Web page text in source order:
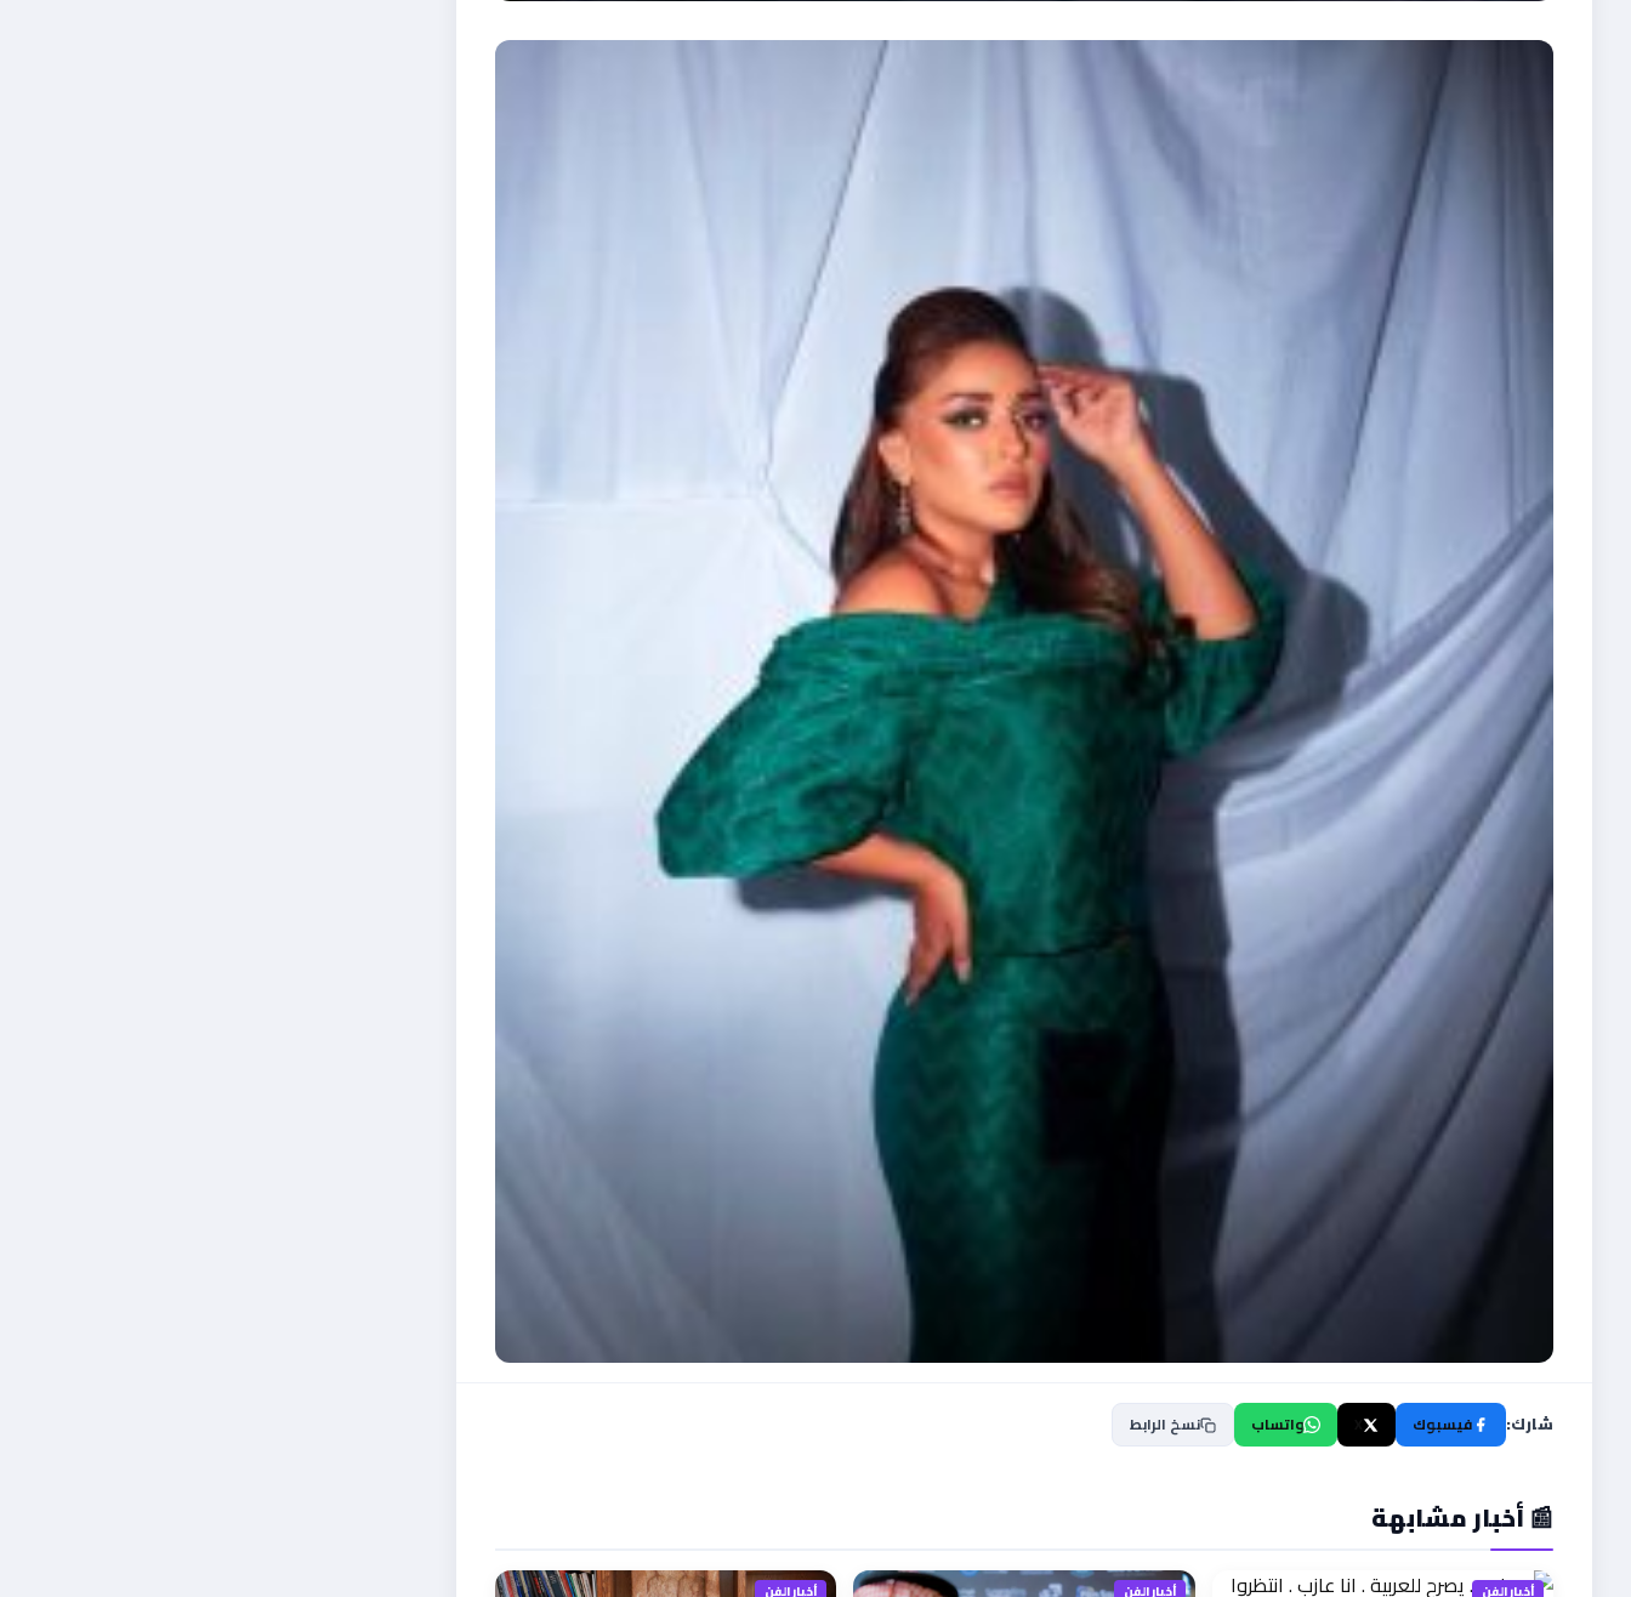
شارك: فيسبوك واتساب نسخ الرابط
📰 أخبار مشابهة
أخبار الفن أخبار الفن أخبار الفن